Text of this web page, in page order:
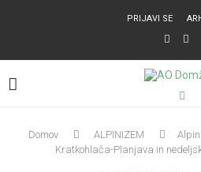
PRIJAVI SE
Domov ALPINIZEM
Kratkohlača-Planjava in